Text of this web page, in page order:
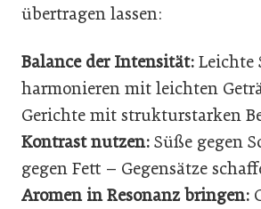
übertragen lassen:
Balance der Intensität: Leichte
harmonieren mit leichten
Gerichte mit strukturstarken
Kontrast nutzen: Süße gegen
gegen Fett – Gegensätze
Aromen in Resonanz bringen: